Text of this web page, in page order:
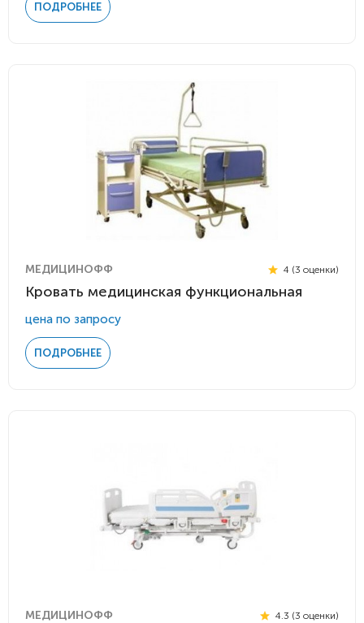
ПОДРОБНЕЕ
МЕДИЦИНОФФ 4 (3 оценки)
Кровать медицинская функциональная
цена по запросу
ПОДРОБНЕЕ
МЕДИЦИНОФФ 4.3 (3 оценки)